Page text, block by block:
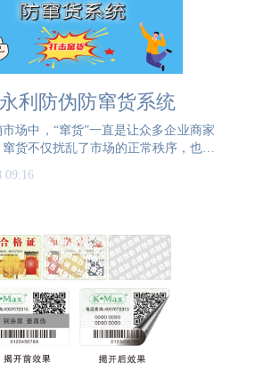
利防伪防窜货系统
场中，“窜货”一直是让众多企业商家
货不仅扰乱了市场的正常秩序，也严
系统可以帮助企业有效防止分销商出
09:16